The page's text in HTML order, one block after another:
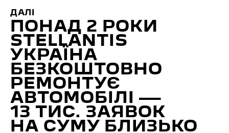
ДАЛІ
ПОНАД 2 РОКИ
STELLANTIS
УКРАЇНА
БЕЗКОШТОВНО
РЕМОНТУЄ
АВТОМОБІЛІ —
13 ТИС. ЗАЯВОК
НА СУМУ БЛИЗЬКО